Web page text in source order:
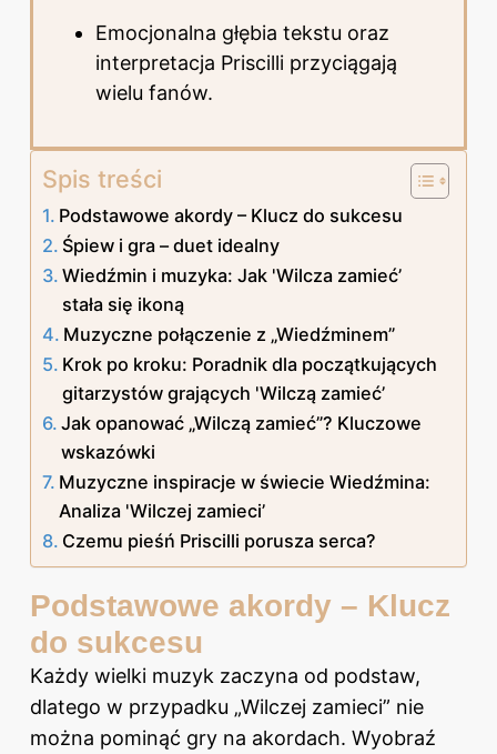
Emocjonalna głębia tekstu oraz
interpretacja Priscilli przyciągają
wielu fanów.
Spis treści
Podstawowe akordy – Klucz do sukcesu
Śpiew i gra – duet idealny
Wiedźmin i muzyka: Jak 'Wilcza zamieć’
stała się ikoną
Muzyczne połączenie z „Wiedźminem”
Krok po kroku: Poradnik dla początkujących
gitarzystów grających 'Wilczą zamieć’
Jak opanować „Wilczą zamieć”? Kluczowe
wskazówki
Muzyczne inspiracje w świecie Wiedźmina:
Analiza 'Wilczej zamieci’
Czemu pieśń Priscilli porusza serca?
Podstawowe akordy – Klucz
do sukcesu
Każdy wielki muzyk zaczyna od podstaw,
dlatego w przypadku „Wilczej zamieci” nie
można pominąć gry na akordach. Wyobraź